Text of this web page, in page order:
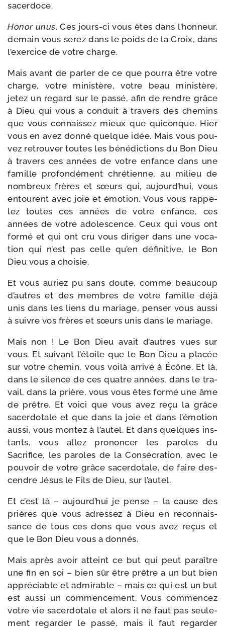
sacerdoce.
Honor unus. Ces jours-​ci vous êtes dans l’honneur,
demain vous serez dans le poids de la Croix, dans
l’exercice de votre charge.
Mais avant de par­ler de ce que pour­ra être votre
charge, votre minis­tère, votre beau minis­tère,
jetez un regard sur le pas­sé, afin de rendre grâce
à Dieu qui vous a conduit à tra­vers des che­mins
que vous connais­sez mieux que qui­conque. Hier
vous en avez don­né quelque idée. Mais vous pou­
vez retrou­ver toutes les béné­dic­tions du Bon Dieu
à tra­vers ces années de votre enfance dans une
famille pro­fon­dé­ment chré­tienne, au milieu de
nom­breux frères et sœurs qui, aujourd’hui, vous
entourent avec joie et émo­tion. Vous vous rap­pe­
lez toutes ces années de votre enfance, ces
années de votre ado­les­cence. Ceux qui vous ont
for­mé et qui ont cru vous diri­ger dans une voca­
tion qui n’est pas celle qu’en défi­ni­tive, le Bon
Dieu vous a choisie.
Et vous auriez pu sans doute, comme beau­coup
d’autres et des membres de votre famille déjà
unis dans les liens du mariage, pen­ser vous aus­si
à suivre vos frères et sœurs unis dans le mariage.
Mais non ! Le Bon Dieu avait d’autres vues sur
vous. Et sui­vant l’étoile que le Bon Dieu a pla­cée
sur votre che­min, vous voi­là arri­vé à Écône. Et là,
dans le silence de ces quatre années, dans le tra­
vail, dans la prière, vous vous êtes for­mé une âme
de prêtre. Et voi­ci que vous avez reçu la grâce
sacer­do­tale et que dans la joie et dans l’émotion
aus­si, vous mon­tez à l’autel. Et dans quelques ins­
tants, vous allez pro­non­cer les paroles du
Sacrifice, les paroles de la Consécration, avec le
pou­voir de votre grâce sacer­do­tale, de faire des­
cendre Jésus le Fils de Dieu, sur l’autel.
Et c’est là – aujourd’hui je pense – la cause des
prières que vous adres­sez à Dieu en recon­nais­
sance de tous ces dons que vous avez reçus et
que le Bon Dieu vous a donnés.
Mais après avoir atteint ce but qui peut paraître
une fin en soi – bien sûr être prêtre a un but bien
appré­ciable et admi­rable – mais ce qui est un but
est aus­si un com­men­ce­ment. Vous com­men­cez
votre vie sacer­do­tale et alors il ne faut pas seule­
ment regar­der le pas­sé, mais il faut regar­der